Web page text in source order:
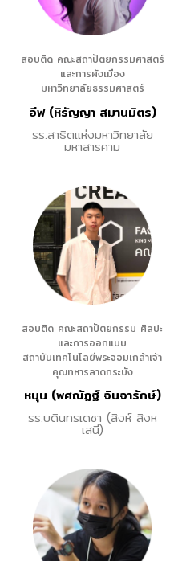
สอบติด คณะสถาปัตยกรรมศาสตร์
และการผังเมือง
มหาวิทยาลัยธรรมศาสตร์
อีฟ (หิรัญญา สมานมิตร)
รร.สาธิตแห่งมหาวิทยาลัย
มหาสารคาม
สอบติด คณะสถาปัตยกรรม ศิลปะ
และการออกแบบ
สถาบันเทคโนโลยีพระจอมเกล้าเจ้า
คุณทหารลาดกระบัง
หนุน (พศณัฏฐ์ จินจารักษ์)
รร.บดินทรเดชา (สิงห์ สิงห
เสนี)